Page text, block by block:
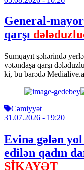
General-
qarşı
Sumqayıt şəhərində
vətəndaşa qarşı
ki, bu barədə
Cəmiyyət
31.07.2026 - 19:20
Evinə gələn
edilən qadın
ŞİKAYƏT